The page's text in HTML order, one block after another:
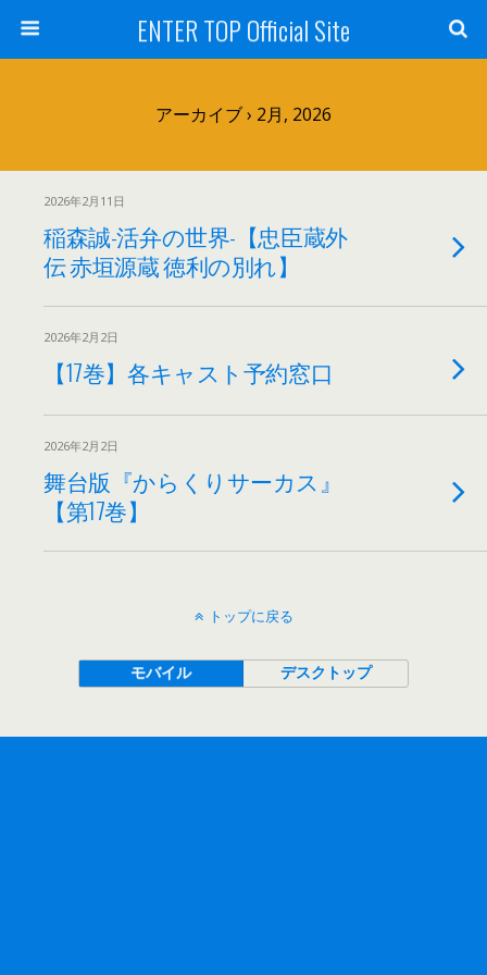
ENTER TOP Official Site
アーカイブ › 2月, 2026
2026年2月11日
稲森誠-活弁の世界-【忠臣蔵外
伝 赤垣源蔵 徳利の別れ】
2026年2月2日
【17巻】各キャスト予約窓口
2026年2月2日
舞台版『からくりサーカス』
【第17巻】
トップに戻る
モバイル デスクトップ